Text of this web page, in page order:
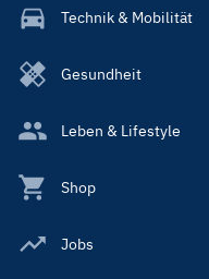
Technik & Mobilität
Gesundheit
Leben & Lifestyle
Shop
Jobs